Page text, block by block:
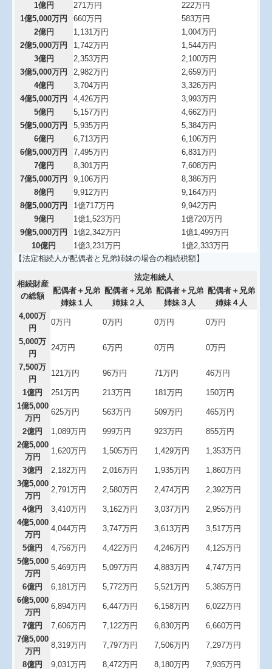
1億円
271万円
222万円
1億5,000万円
660万円
583万円
2億円
1,131万円
1,004万円
2億5,000万円
1,742万円
1,544万円
3億円
2,353万円
2,100万円
3億5,000万円
2,982万円
2,659万円
4億円
3,704万円
3,326万円
4億5,000万円
4,426万円
3,993万円
5億円
5,157万円
4,662万円
5億5,000万円
5,935万円
5,384万円
6億円
6,713万円
6,106万円
6億5,000万円
7,495万円
6,831万円
7億円
8,301万円
7,608万円
7億5,000万円
9,106万円
8,386万円
8億円
9,912万円
9,164万円
8億5,000万円
1億717万円
9,942万円
9億円
1億1,523万円
1億720万円
9億5,000万円
1億2,342万円
1億1,499万円
10億円
1億3,231万円
1億2,333万円
【法定相続人が配偶者と兄弟姉妹の場合の相続税額】
相続財産
の総額
法定相続人
配偶者＋兄弟
姉妹１人
配偶者＋兄弟
姉妹２人
配偶者＋兄弟
姉妹３人
配偶者＋兄弟
姉妹４人
4,000万
円
0万円 0万円 0万円 0万円
5,000万
円
24万円 6万円 0万円 0万円
7,500万
円
121万円 96万円 71万円 46万円
1億円 251万円 213万円 181万円
150万円
1億5,000
万円
625万円 563万円 509万円 465万円
2億円 1,089万円 999万円 923万円
855万円
2億5,000
万円
1,620万円 1,505万円 1,429万円 1,353万円
3億円 2,182万円 2,016万円 1,935万円
1,860万円
3億5,000
万円
2,791万円 2,580万円 2,474万円 2,392万円
4億円 3,410万円 3,162万円 3,037万円
2,955万円
4億5,000
万円
4,044万円 3,747万円 3,613万円 3,517万円
5億円 4,756万円 4,422万円 4,246万円
4,125万円
5億5,000
万円
5,469万円 5,097万円 4,883万円 4,747万円
6億円 6,181万円 5,772万円 5,521万円
5,385万円
6億5,000
万円
6,894万円 6,447万円 6,158万円 6,022万円
7億円 7,606万円 7,122万円 6,830万円
6,660万円
7億5,000
万円
8,319万円 7,797万円 7,506万円 7,297万円
8億円 9,031万円 8,472万円 8,180万円 7,935万円